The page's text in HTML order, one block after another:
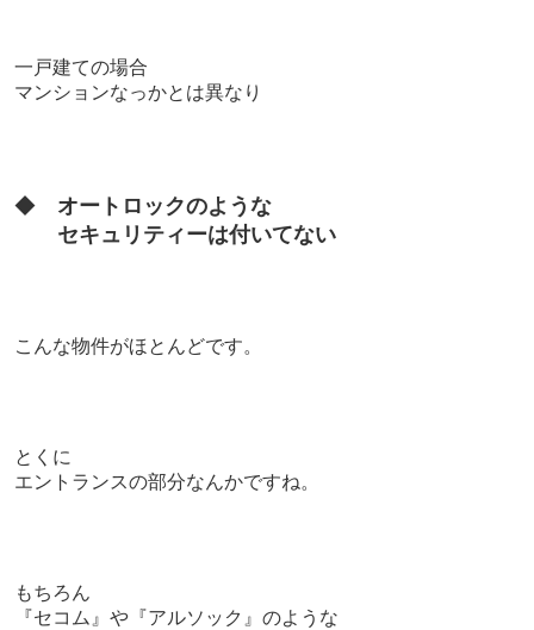
一戸建ての場合
マンションなっかとは異なり
◆ オートロックのような
セキュリティーは付いてない
こんな物件がほとんどです。
とくに
エントランスの部分なんかですね。
もちろん
『セコム』や『アルソック』のような